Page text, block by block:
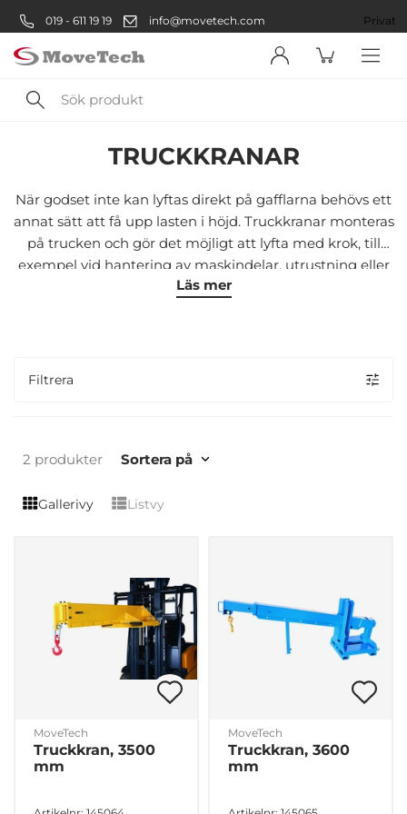
019 - 611 19 19 info@movetech.com Privat
Sök
produktLager Lyftutrustning
TRUCKKRANAR
När godset inte kan lyftas direkt på gafflarna behövs ett
annat sätt att få upp lasten i höjd. Truckkranar monteras
på trucken och gör det möjligt att lyfta med krok, till
exempel vid hantering av maskindelar, utrustning eller
annat otympligt gods.
Läs mer
Filtrera
2 produkter Sortera på
Gallerivy Listvy
MoveTech
Truckkran, 3500
mm
MoveTech
Truckkran, 3600
mm
Välkommen! Välj hur du vill
handla:
Företag